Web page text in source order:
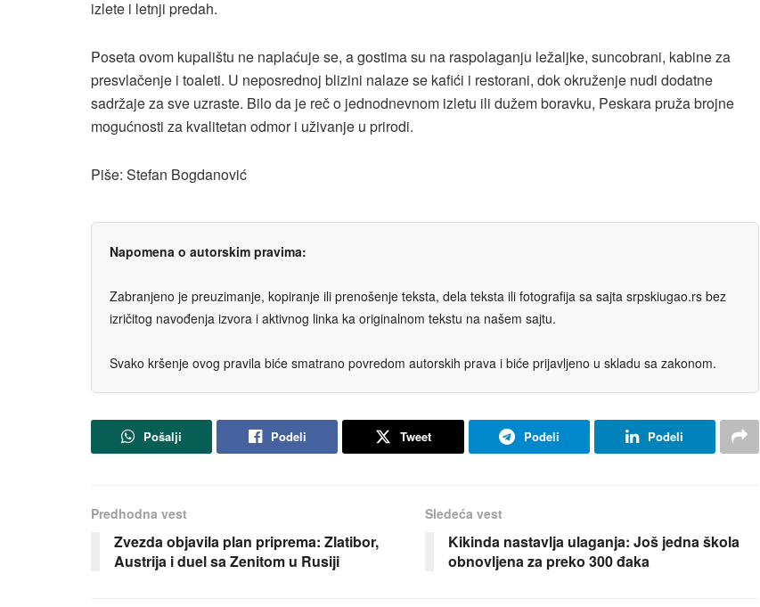
izlete i letnji predah.
Poseta ovom kupalištu ne naplaćuje se, a gostima su na raspolaganju ležaljke, suncobrani, kabine za
presvlačenje i toaleti. U neposrednoj blizini nalaze se kafići i restorani, dok okruženje nudi dodatne
sadržaje za sve uzraste. Bilo da je reč o jednodnevnom izletu ili dužem boravku, Peskara pruža brojne
mogućnosti za kvalitetan odmor i uživanje u prirodi.
Piše: Stefan Bogdanović
Napomena o autorskim pravima:
Zabranjeno je preuzimanje, kopiranje ili prenošenje teksta, dela teksta ili fotografija sa sajta srpskiugao.rs bez
izričitog navođenja izvora i aktivnog linka ka originalnom tekstu na našem sajtu.
Svako kršenje ovog pravila biće smatrano povredom autorskih prava i biće prijavljeno u skladu sa zakonom.
Pošalji Podeli Tweet Podeli Podeli
Predhodna vest
Zvezda objavila plan priprema: Zlatibor,
Austrija i duel sa Zenitom u Rusiji
Sledeća vest
Kikinda nastavlja ulaganja: Još jedna škola
obnovljena za preko 300 đaka